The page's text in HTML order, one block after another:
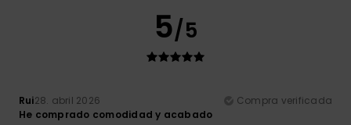
5/5
Rui28. abril 2026
Compra verificada
He comprado comodidad y acabado